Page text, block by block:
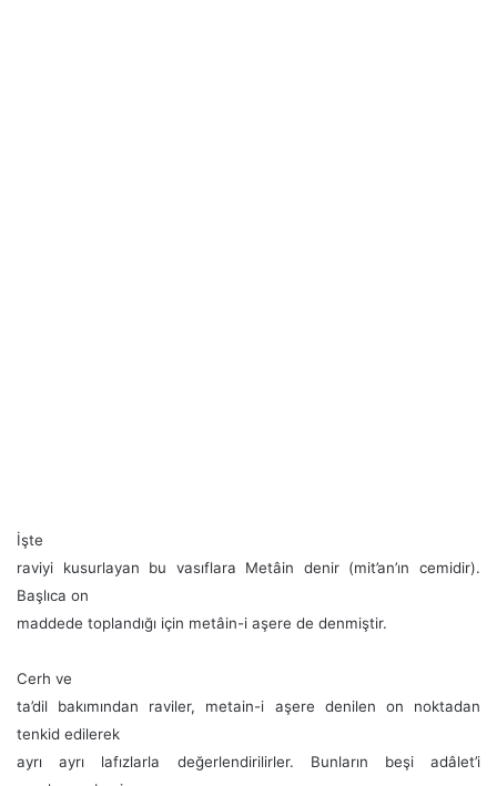
İşte
raviyi kusurlayan bu vasıflara Metâin denir (mit’an’ın cemidir).
Başlıca on
maddede toplandığı için metâin-i aşere de denmiştir.
Cerh ve
ta’dil bakımından raviler, metain-i aşere denilen on noktadan
tenkid edilerek
ayrı ayrı lafızlarla değerlendirilirler. Bunların beşi adâlet’i